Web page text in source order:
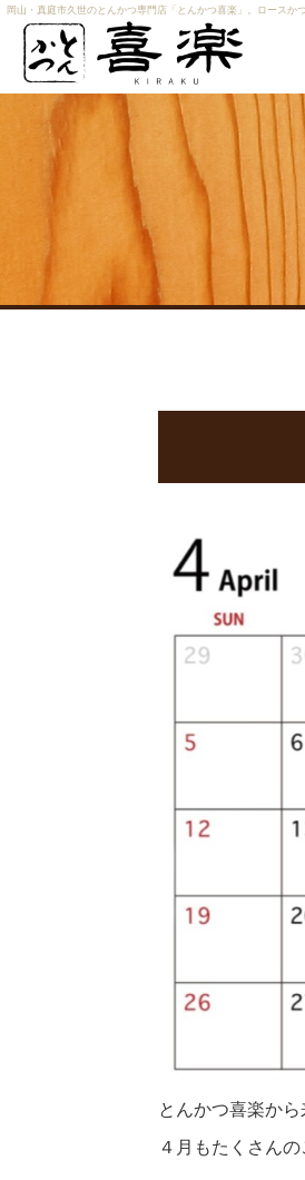
岡山・真庭市久世のとんかつ専門店「とんかつ喜楽」。ロースか
とんかつ喜楽か
４月もたくさん